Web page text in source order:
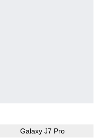
Galaxy J7 Pro